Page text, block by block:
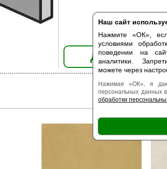
Наш сайт
Нажмите «ОК»,
условиями
поведении на
аналитики.
можете через
Нажимая «ОК», я
персональных данных
обработки
ДОБАВИТЬ
Есть образец |